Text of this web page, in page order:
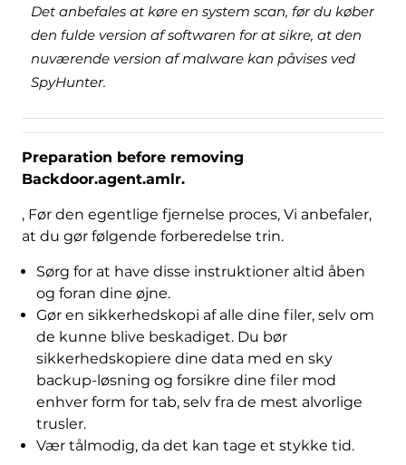
Det anbefales at køre en system scan, før du køber
den fulde version af softwaren for at sikre, at den
nuværende version af malware kan påvises ved
SpyHunter.
Preparation before removing
Backdoor.agent.amlr.
, Før den egentlige fjernelse proces, Vi anbefaler,
at du gør følgende forberedelse trin.
Sørg for at have disse instruktioner altid åben
og foran dine øjne.
Gør en sikkerhedskopi af alle dine filer, selv om
de kunne blive beskadiget. Du bør
sikkerhedskopiere dine data med en sky
backup-løsning og forsikre dine filer mod
enhver form for tab, selv fra de mest alvorlige
trusler.
Vær tålmodig, da det kan tage et stykke tid.
Hent
Værktøj til fjernelse af
malware